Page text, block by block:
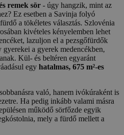
remek sör - úgy hangzik, mint az
Ez esetben a Savinja folyó
a tökéletes választás. Szlovénia
kivételes kényelemben lehet
lazuljon el a pezsgőfürdők
a gyerek medencékben,
Kül- és beltéren egyaránt
egy hatalmas, 675 m²-es
való, hanem ivókúraként is
Ha pedig inkább valami másra
működő sörfőzde egyik
mely a fürdő mellett a